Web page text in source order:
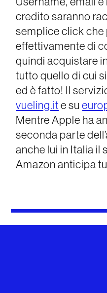
credito saranno
semplice click che
effettivamente di
quindi acquistare
tutto quello di cui
ed è fatto! Il
vueling.it e su
Mentre Apple ha
seconda parte
anche lui in Italia il
Amazon anticipa